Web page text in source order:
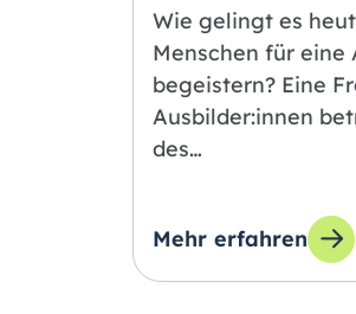
Wie gelingt es
Menschen für eine
begeistern? Eine
Ausbilder:innen
des…
Mehr erfahren
zum Thema: